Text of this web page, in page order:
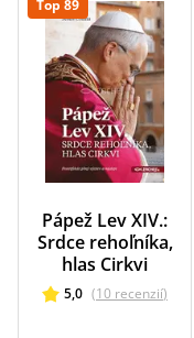
Top 89
Pápež Lev XIV.:
Srdce rehoľníka,
hlas Cirkvi
5,0 (10 recenzií)